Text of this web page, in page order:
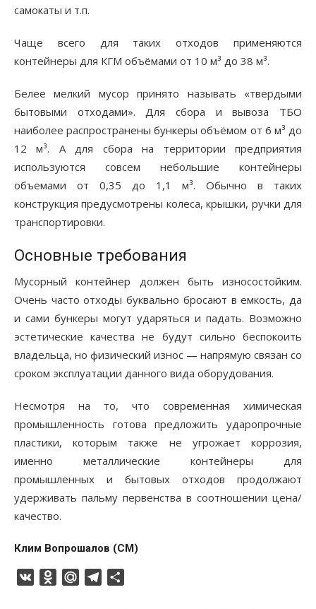
самокаты и т.п.
Чаще всего для таких отходов применяются
контейнеры для КГМ объёмами от 10 м³ до 38 м³.
Белее мелкий мусор принято называть «твердыми
бытовыми отходами». Для сбора и вывоза ТБО
наиболее распространены бункеры объёмом от 6 м³ до
12 м³. А для сбора на территории предприятия
используются совсем небольшие контейнеры
объемами от 0,35 до 1,1 м³. Обычно в таких
конструкция предусмотрены колеса, крышки, ручки для
транспортировки.
Основные требования
Мусорный контейнер должен быть износостойким.
Очень часто отходы буквально бросают в емкость, да
и сами бункеры могут ударяться и падать. Возможно
эстетические качества не будут сильно беспокоить
владельца, но физический износ — напрямую связан со
сроком эксплуатации данного вида оборудования.
Несмотря на то, что современная химическая
промышленность готова предложить ударопрочные
пластики, которым также не угрожает коррозия,
именно металлические контейнеры для
промышленных и бытовых отходов продолжают
удерживать пальму первенства в соотношении цена/
качество.
Клим Вопрошалов (СМ)
VK Odnoklassniki
Mail.RuTelegram